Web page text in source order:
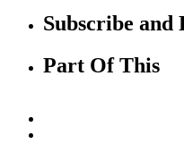
Subscribe and
Part Of This